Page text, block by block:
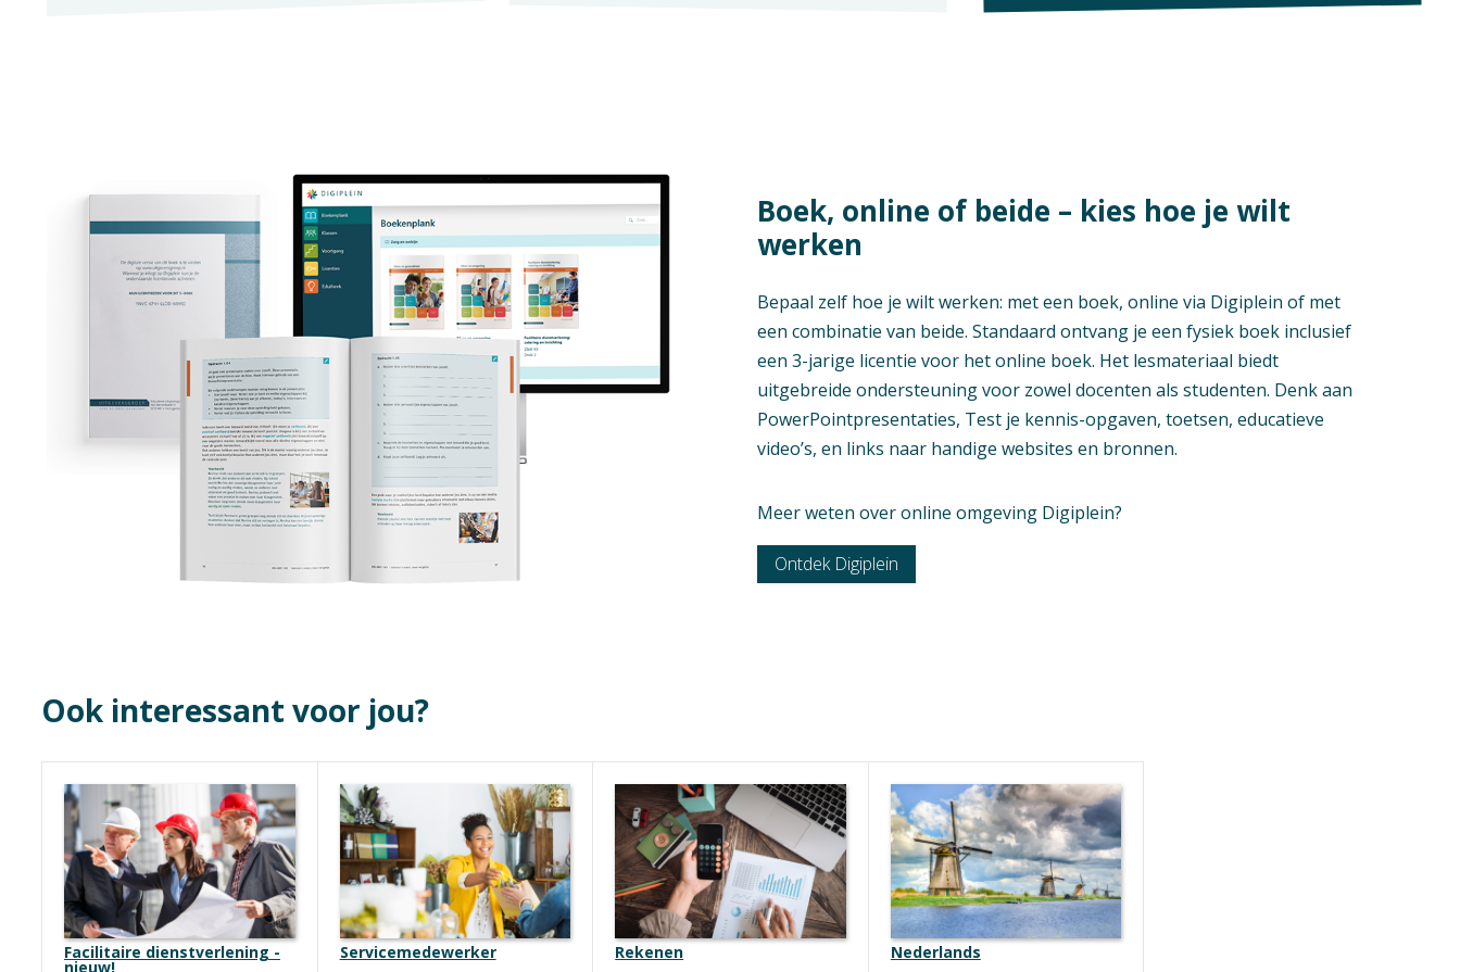
Boek, online of beide – kies hoe je wilt
werken
Bepaal zelf hoe je wilt werken: met een boek, online via Digiplein of met
een combinatie van beide. Standaard ontvang je een fysiek boek inclusief
een 3-jarige licentie voor het online boek. Het lesmateriaal biedt
uitgebreide ondersteuning voor zowel docenten als studenten. Denk aan
PowerPointpresentaties, Test je kennis-opgaven, toetsen, educatieve
video’s, en links naar handige websites en bronnen.
Meer weten over online omgeving Digiplein?
Ontdek Digiplein
Ook interessant voor jou?
Facilitaire dienstverlening -
nieuw!
Servicemedewerker Rekenen Nederlands